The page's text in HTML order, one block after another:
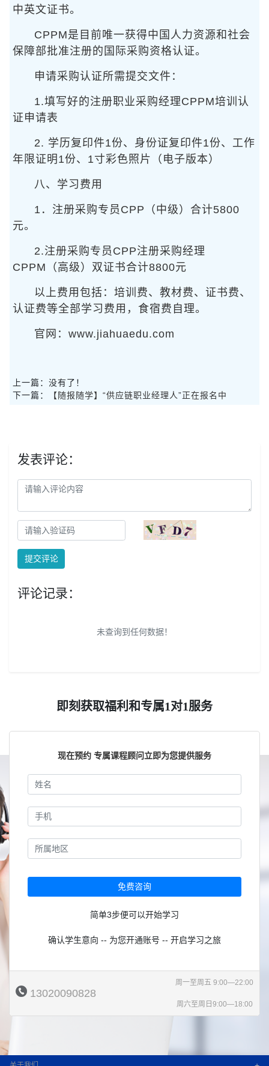
中英文证书。
CPPM是目前唯一获得中国人力资源和社会
保障部批准注册的国际采购资格认证。
申请采购认证所需提交文件：
1.填写好的注册职业采购经理CPPM培训认
证申请表
2. 学历复印件1份、身份证复印件1份、工作
年限证明1份、1寸彩色照片（电子版本）
八、学习费用
1．注册采购专员CPP（中级）合计5800
元。
2.注册采购专员CPP注册采购经理
CPPM（高级）双证书合计8800元
以上费用包括：培训费、教材费、证书费、
认证费等全部学习费用，食宿费自理。
官网：www.jiahuaedu.com
上一篇：没有了！
下一篇：
【随报随学】“供应链职业经理人”正在报名中
发表评论：
提交评论
评论记录：
未查询到任何数据！
即刻获取福利和专属1对1服务
现在预约 专属课程顾问立即为您提供服务
免费咨询
简单3步便可以开始学习
确认学生意向 -- 为您开通账号 -- 开启学习之旅
13020090828
周一至周五 9:00—22:00
周六至周日9:00—18:00